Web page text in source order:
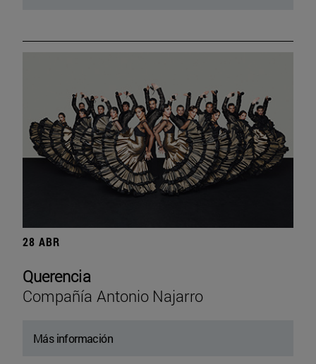
28 ABR
Querencia
Compañía Antonio Najarro
Más información